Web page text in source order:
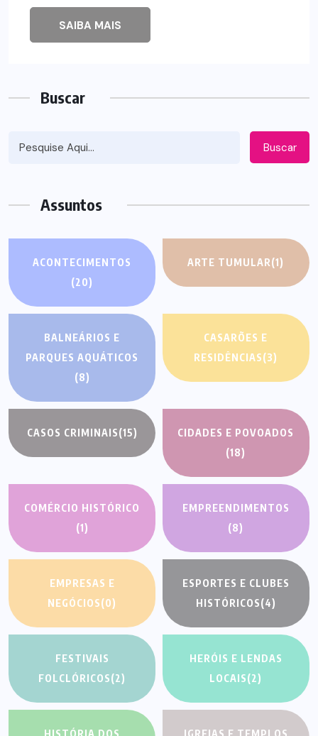
SAIBA MAIS
Buscar
Buscar
Assuntos
ACONTECIMENTOS
(20)
ARTE TUMULAR(1)
BALNEÁRIOS E
PARQUES AQUÁTICOS
(8)
CASARÕES E
RESIDÊNCIAS(3)
CASOS CRIMINAIS(15)
CIDADES E POVOADOS
(18)
COMÉRCIO HISTÓRICO
(1)
EMPREENDIMENTOS
(8)
EMPRESAS E
NEGÓCIOS(0)
ESPORTES E CLUBES
HISTÓRICOS(4)
FESTIVAIS
FOLCLÓRICOS(2)
HERÓIS E LENDAS
LOCAIS(2)